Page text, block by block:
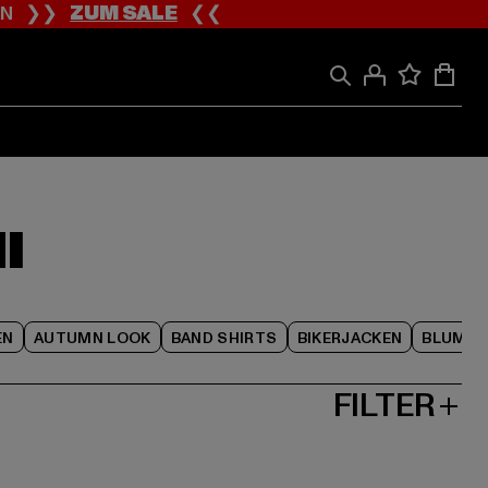
❯❯ZUM SALE❮❮
AUTUMN LOOK BAND SHIRTS BIKERJACKEN
FILTER